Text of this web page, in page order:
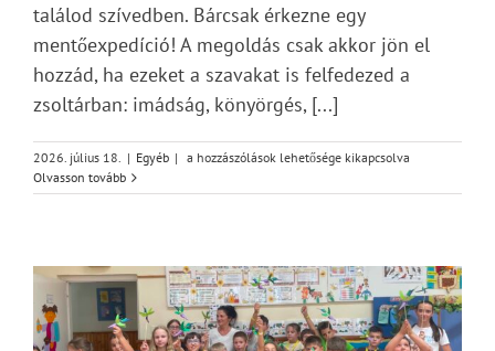
találod szívedben. Bárcsak érkezne egy
mentőexpedíció! A megoldás csak akkor jön el
hozzád, ha ezeket a szavakat is felfedezed a
zsoltárban: imádság, könyörgés, [...]
2026. július 18. | Egyéb | Vasárnapi
–
a hozzászólások lehetősége kikapcsolva
Olvasson tovább